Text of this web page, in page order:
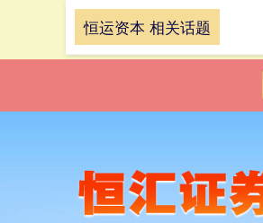
恒运资本 相关话题